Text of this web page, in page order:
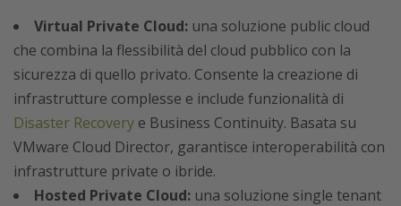
Virtual Private Cloud: una soluzione public cloud
che combina la flessibilità del cloud pubblico con la
sicurezza di quello privato. Consente la creazione di
infrastrutture complesse e include funzionalità di
Disaster Recovery e Business Continuity. Basata su
VMware Cloud Director, garantisce interoperabilità con
infrastrutture private o ibride.
Hosted Private Cloud: una soluzione single tenant